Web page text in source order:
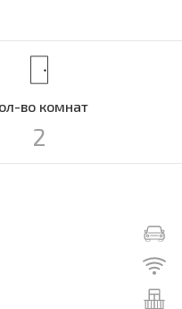
во комнат
2